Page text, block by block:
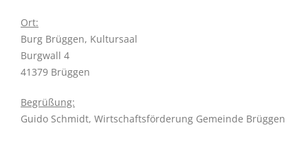
Ort:
Burg Brüggen, Kultursaal
Burgwall 4
41379 Brüggen
Begrüßung:
Guido Schmidt, Wirtschaftsförderung Gemeinde Brüggen